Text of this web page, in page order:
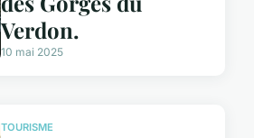
Verdon.
10 mai 2025
TOURISME